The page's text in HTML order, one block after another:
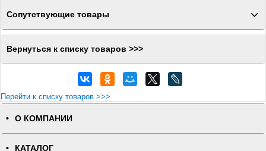
Сопутствующие товары
Вернуться к списку товаров >>>
Перейти к списку товаров >>>
О КОМПАНИИ
КАТАЛОГ